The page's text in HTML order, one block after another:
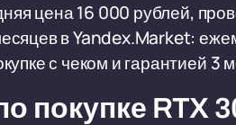
цена 16 000 рублей,
в Yandex.Market:
с чеком и гарантией 3
покупке RTX